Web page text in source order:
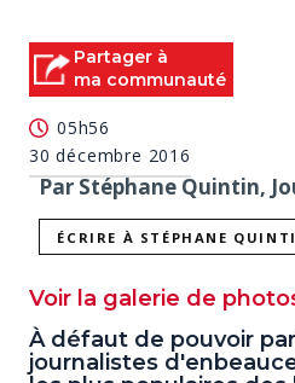
90%
Partager à
ma communauté
05h56
30 décembre 2016
Par Stéphane Quintin,
ÉCRIRE À STÉPHANE
Voir la galerie de
À défaut de pouvoir
journalistes